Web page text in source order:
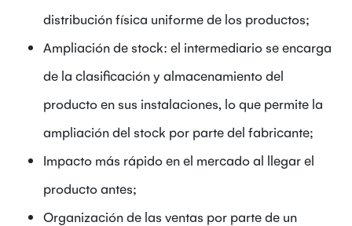
distribución física uniforme de los productos;
Ampliación de stock: el intermediario se encarga
de la clasificación y almacenamiento del
producto en sus instalaciones, lo que permite la
ampliación del stock por parte del fabricante;
Impacto más rápido en el mercado al llegar el
producto antes;
Organización de las ventas por parte de un